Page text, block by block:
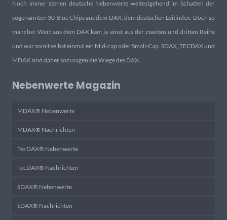
Noch immer stehen deutsche Nebenwerte weitestgehend im Schatten der
sogenannten 30 Blue Chips aus dem DAX, dem deutschen Leitindex. Doch so
mancher Wert aus dem DAX kam ja einst aus der zweiten und dritten Reihe
und war somit selbst einmal ein Mid-cap oder Small-Cap. SDAX, TECDAX und
MDAX sind daher sozusagen die Wiege des DAX.
Nebenwerte Magazin
MDAX® Nebenwerte
MDAX® Nachrichten
TecDAX® Nebenwerte
TecDAX® Nachrichten
SDAX® Nebenwerte
SDAX® Nachrichten